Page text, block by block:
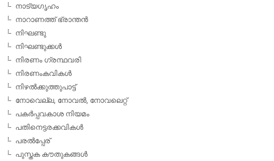
നാട്യഗൃഹം
നാറാണത്ത് ഭ്രാന്തന്‍
നിഘണ്ടു
നിഘണ്ടുക്കള്‍
നിരണം ഗ്രന്ഥവരി
നിരണംകവികള്‍
നിഴല്‍ക്കുത്തുപാട്ട്
നോവെല്ല, നോവല്‍, നോവലെറ്റ്
പകര്‍പ്പവകാശ നിയമം
പതിനെട്ടരക്കവികള്‍
പരല്‍പ്പേര്
പുസ്തക കൗതുകങ്ങള്‍